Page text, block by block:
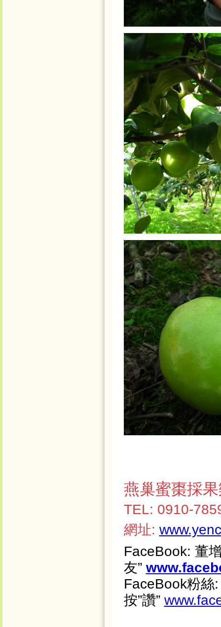
燕巢蜜棗採
TEL: 0910-
網址:
FaceBook: 董
友”
FaceBook粉絲
按”讚”